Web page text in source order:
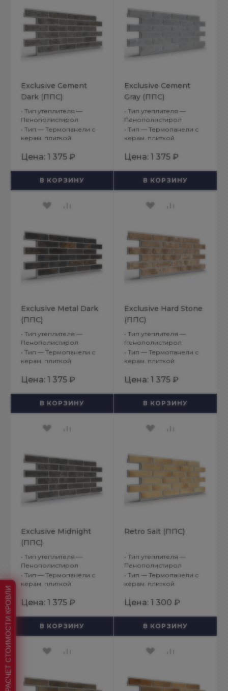
Exclusive Cement
Dark (ППС)
• Тип утеплителя —
Пенополистирол
• Тип — Термопанели с
керам. плиткой
Цена: 1 375 ₽
В КОРЗИНУ
Exclusive Cement
Gray (ППС)
• Тип утеплителя —
Пенополистирол
• Тип — Термопанели с
керам. плиткой
Цена: 1 375 ₽
В КОРЗИНУ
Exclusive Metal Dark
(ППС)
• Тип утеплителя —
Пенополистирол
• Тип — Термопанели с
керам. плиткой
Цена: 1 375 ₽
В КОРЗИНУ
Exclusive Hard Stone
(ППС)
• Тип утеплителя —
Пенополистирол
• Тип — Термопанели с
керам. плиткой
Цена: 1 375 ₽
В КОРЗИНУ
Exclusive Midnight
(ППС)
• Тип утеплителя —
Пенополистирол
• Тип — Термопанели с
керам. плиткой
Цена: 1 375 ₽
В КОРЗИНУ
Retro Salt (ППС)
• Тип утеплителя —
Пенополистирол
• Тип — Термопанели с
керам. плиткой
Цена: 1 300 ₽
В КОРЗИНУ
РАСЧЕТ СТОИМОСТИ КРОВЛИ